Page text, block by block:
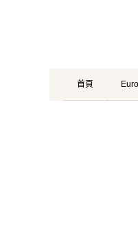
Primary
Menu
Skip
to
首頁